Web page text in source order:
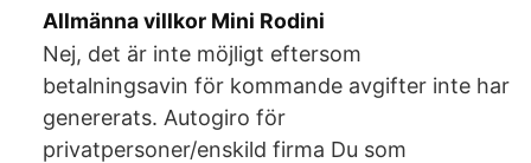
Allmänna villkor Mini Rodini
Nej, det är inte möjligt eftersom
betalningsavin för kommande avgifter inte har
genererats. Autogiro för
privatpersoner/enskild firma Du som